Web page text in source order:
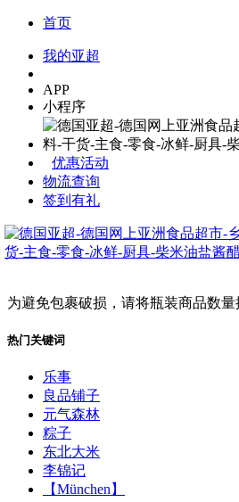
首页
我的亚超
APP
小程序
优惠活动
物流查询
签到有礼
为避免包裹破损，请将瓶装商品数量
热门关键词
乐事
良品铺子
元气森林
粽子
东北大米
李锦记
【München】